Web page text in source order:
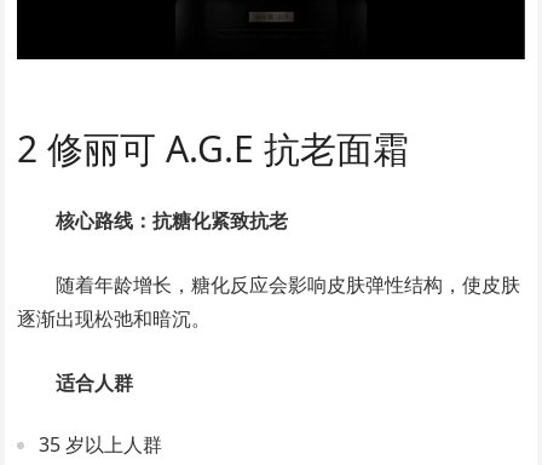
2 修丽可 A.G.E 抗老面霜
核心路线：抗糖化紧致抗老
随着年龄增长，糖化反应会影响皮肤弹性结构，使皮肤
逐渐出现松弛和暗沉。
适合人群
35 岁以上人群